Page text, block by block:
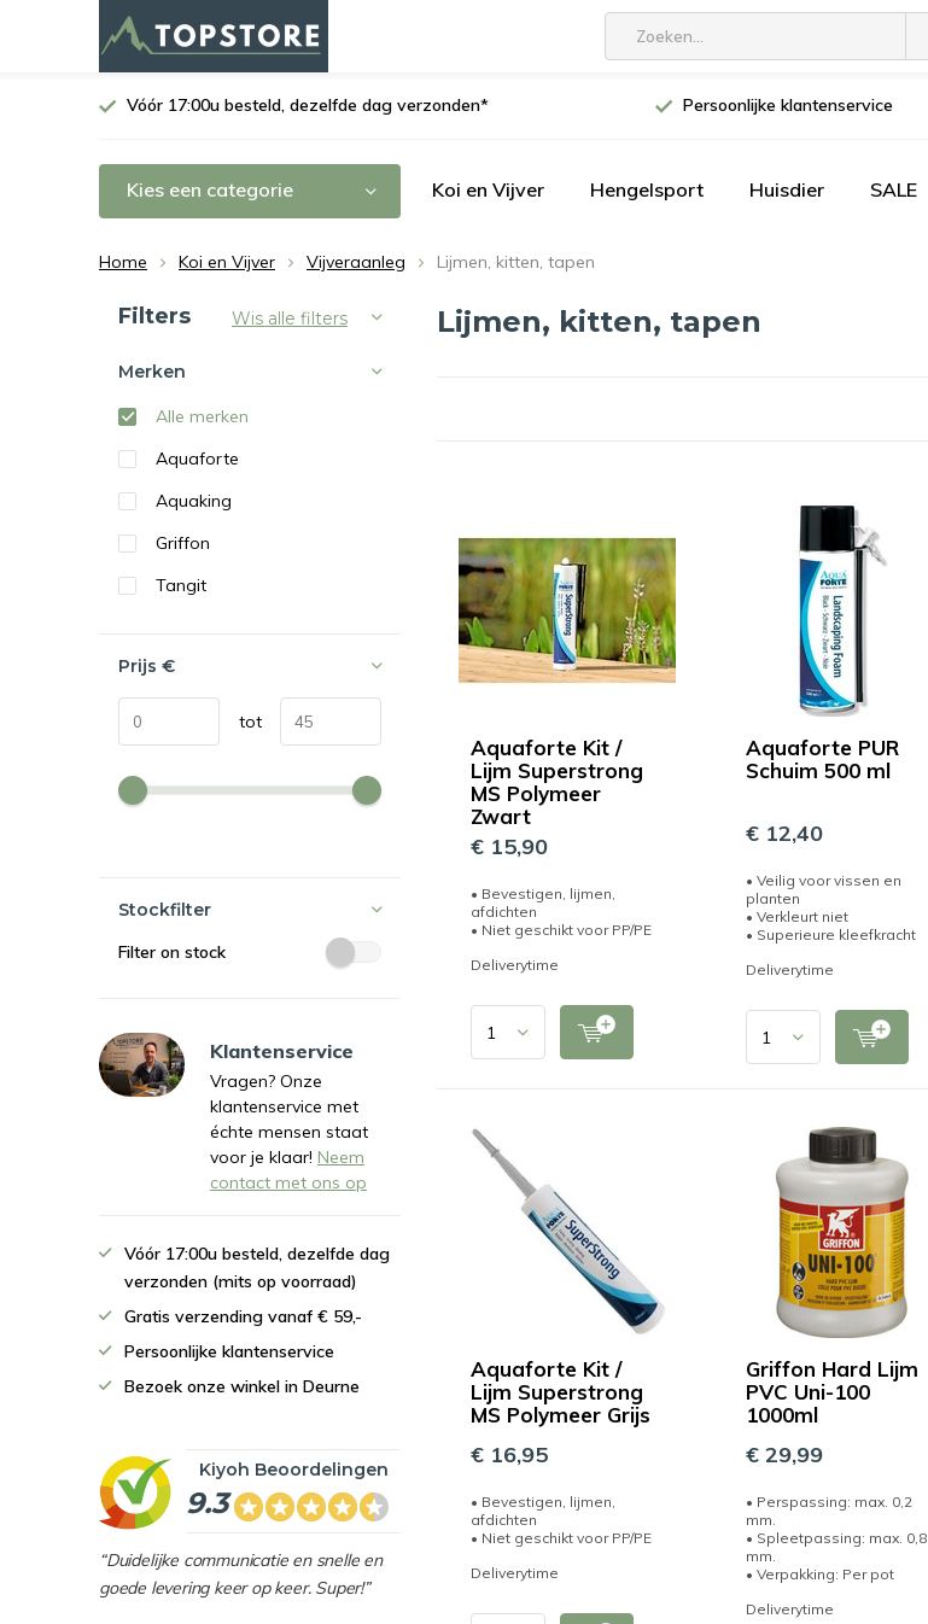
Vóór 17:00u besteld, dezelfde dag verzonden* Persoonlijke klantenservice
Kies een categorie Koi en Vijver Hengelsport Huisdier SALE
Home Koi en Vijver Vijveraanleg Lijmen, kitten, tapen
Lijmen, kitten, tapen
Aquaforte Kit /
Lijm Superstrong
MS Polymeer
Zwart
€ 15,90
• Bevestigen, lijmen,
afdichten
• Niet geschikt voor PP/PE
Deliverytime
Aquaforte PUR
Schuim 500 ml
€ 12,40
• Veilig voor vissen en
planten
• Verkleurt niet
• Superieure kleefkracht
Deliverytime
Aquaforte Kit /
Lijm Superstrong
MS Polymeer Grijs
€ 16,95
• Bevestigen, lijmen,
afdichten
• Niet geschikt voor PP/PE
Deliverytime
Griffon Hard Lijm
PVC Uni-100
1000ml
€ 29,99
• Perspassing: max. 0,2
mm.
• Spleetpassing: max. 0,8
mm.
• Verpakking: Per pot
Deliverytime
Sorteren op:
Filters Wis alle filters
Merken
Alle merken
Aquaforte
Aquaking
Griffon
Tangit
Prijs €
tot
Stockfilter
Filter on stock
Klantenservice
Vragen? Onze
klantenservice met
échte mensen staat
voor je klaar! Neem
contact met ons op
Vóór 17:00u besteld, dezelfde dag
verzonden (mits op voorraad)
Gratis verzending vanaf € 59,-
Persoonlijke klantenservice
Bezoek onze winkel in Deurne
9.3
Kiyoh Beoordelingen
“Duidelijke communicatie en snelle en
goede levering keer op keer. Super!”